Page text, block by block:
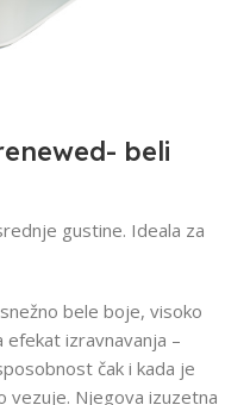
beli
gustine. Ideala za
bele boje, visoko
izravnavanja –
čak i kada je
vezuje. Njegova izuzetna